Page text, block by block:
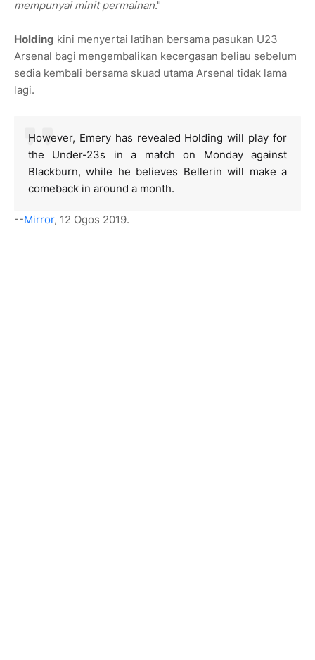
mempunyai minit permainan."
Holding kini menyertai latihan bersama pasukan U23
Arsenal bagi mengembalikan kecergasan beliau sebelum
sedia kembali bersama skuad utama Arsenal tidak lama
lagi.
However, Emery has revealed Holding will play for
the Under-23s in a match on Monday against
Blackburn, while he believes Bellerin will make a
comeback in around a month.
--Mirror, 12 Ogos 2019.